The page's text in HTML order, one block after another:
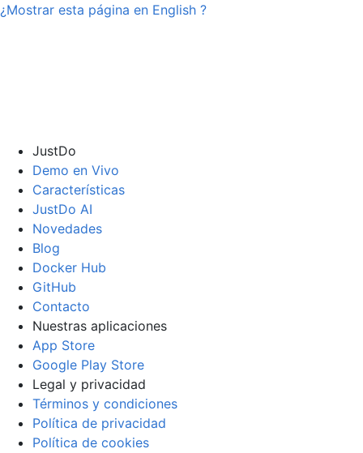
¿Mostrar esta página en English ?
JustDo
Demo en Vivo
Características
JustDo AI
Novedades
Blog
Docker Hub
GitHub
Contacto
Nuestras aplicaciones
App Store
Google Play Store
Legal y privacidad
Términos y condiciones
Política de privacidad
Política de cookies